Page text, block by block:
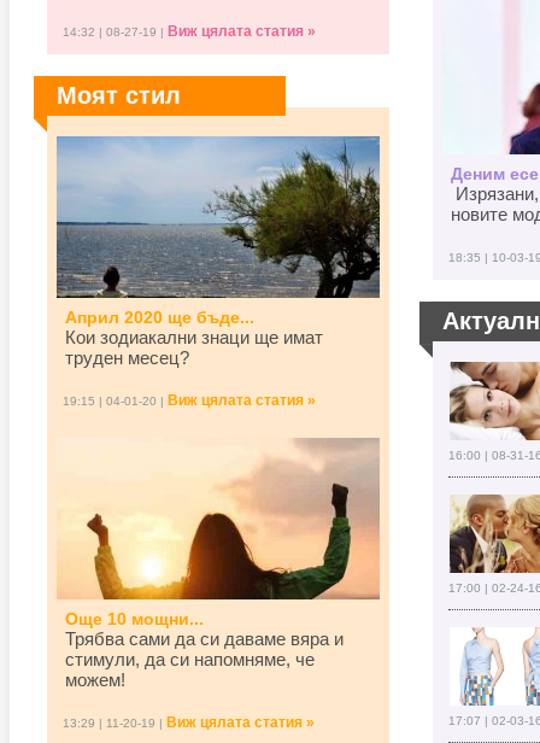
14:32 | 08-27-19 | Виж цялата статия »
Моят стил
Април 2020 ще бъде...
Кои зодиакални знаци ще имат
труден месец?
19:15 | 04-01-20 | Виж цялата статия »
Още 10 мощни...
Трябва сами да си даваме вяра и
стимули, да си напомняме, че
можем!
13:29 | 11-20-19 | Виж цялата статия »
Деним
новите
18:35 | 10-03-
16:00 | 08-31-
17:00 | 02-24-
17:07 | 02-03-